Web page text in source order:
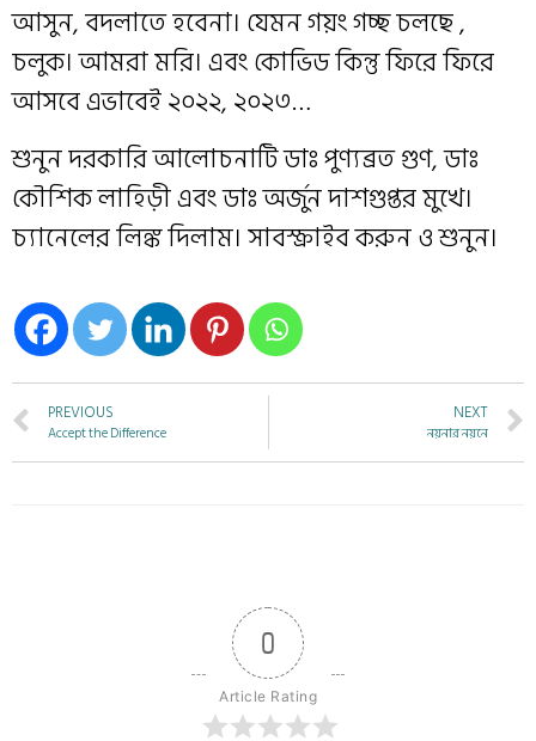
আসুন, বদলাতে হবেনা। যেমন গয়ং গচ্ছ চলছে ,
চলুক। আমরা মরি। এবং কোভিড কিন্তু ফিরে ফিরে
আসবে এভাবেই ২০২২, ২০২৩…
শুনুন দরকারি আলোচনাটি ডাঃ পুণ্যব্রত গুণ, ডাঃ
কৌশিক লাহিড়ী এবং ডাঃ অর্জুন দাশগুপ্তর মুখে।
চ্যানেলের লিঙ্ক দিলাম। সাবস্ক্রাইব করুন ও শুনুন।
PREVIOUS
Accept the Difference
NEXT
নয়নার নয়নে
0
Article Rating